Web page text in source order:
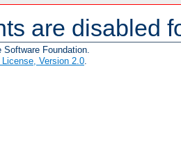
are disabled
Software Foundation.
Version 2.0.